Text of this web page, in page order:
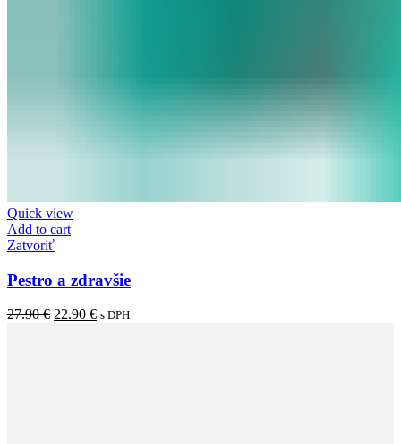
Quick view
Add to cart
Zatvoriť
Pestro a zdravšie
27.90€ 22.90 € s DPH